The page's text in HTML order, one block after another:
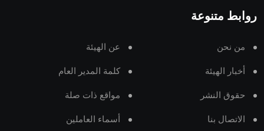
روابط متنوعة
من نحن عن الهيئة
أخبار الهيئة كلمة المدير العام
حقوق النشر مواقع ذات صلة
الاتصال بنا أسماء العاملين